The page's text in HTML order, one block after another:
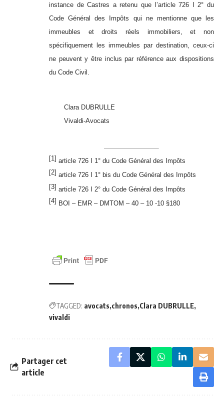
instance de Castres a retenu que l’article 726 I 2° du
Code Général des Impôts qui ne mentionne que les
immeubles et droits réels immobiliers, et non
spécifiquement les immeubles par destination, ceux-ci
ne peuvent y être inclus par référence aux dispositions
du Code Civil.
Clara DUBRULLE
Vivaldi-Avocats
[1] article 726 I 1° du Code Général des Impôts
[2] article 726 I 1° bis du Code Général des Impôts
[3] article 726 I 2° du Code Général des Impôts
[4] BOI – EMR – DMTOM – 40 – 10 -10 §180
TAGGED: avocats chronos Clara DUBRULLE
vivaldi
Partager cet
article